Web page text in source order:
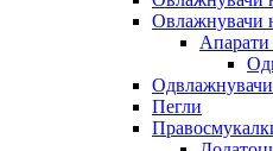
Овлажнувачи
Апарати
Пегли